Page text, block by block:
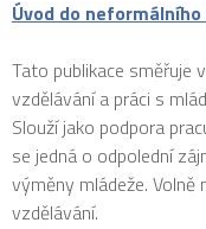
Úvod do
Tato publikace směřuje
vzdělávání a práci s
Slouží jako podpora
se jedná o odpolední
výměny mládeže.
vzdělávání.